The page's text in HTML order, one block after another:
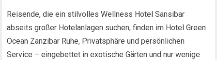
Reisende, die ein stilvolles Wellness Hotel Sansibar
abseits großer Hotelanlagen suchen, finden im Hotel Green
Ocean Zanzibar Ruhe, Privatsphäre und persönlichen
Service – eingebettet in exotische Gärten und nur wenige